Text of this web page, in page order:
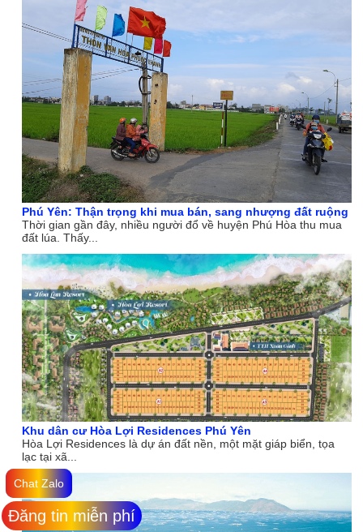
Phú Yên: Thận trọng khi mua bán, sang nhượng đất ruộng
Thời gian gần đây, nhiều người đổ về huyện Phú Hòa thu mua
đất lúa. Thấy...
Khu dân cư Hòa Lợi Residences Phú Yên
Hòa Lợi Residences là dự án đất nền, một mặt giáp biển, tọa
lạc tại xã...
Chat Zalo
Đăng tin miễn phí